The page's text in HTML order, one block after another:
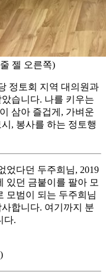
젤 오른쪽)
정토회 지역 대의원과
습니다. 나를 키우는
삼아 즐겁게, 가벼운
, 봉사를 하는 정토행
었다던 두주희님, 2019
있던 금붙이를 팔아 모
모범이 되는 두주희님
합니다. 여기까지 분
다.